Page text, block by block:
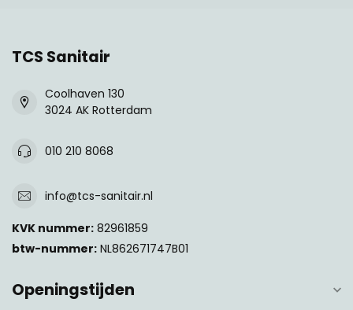
TCS Sanitair
Coolhaven 130
3024 AK Rotterdam
010 210 8068
info@tcs-sanitair.nl
KVK nummer: 82961859
btw-nummer: NL862671747B01
Openingstijden